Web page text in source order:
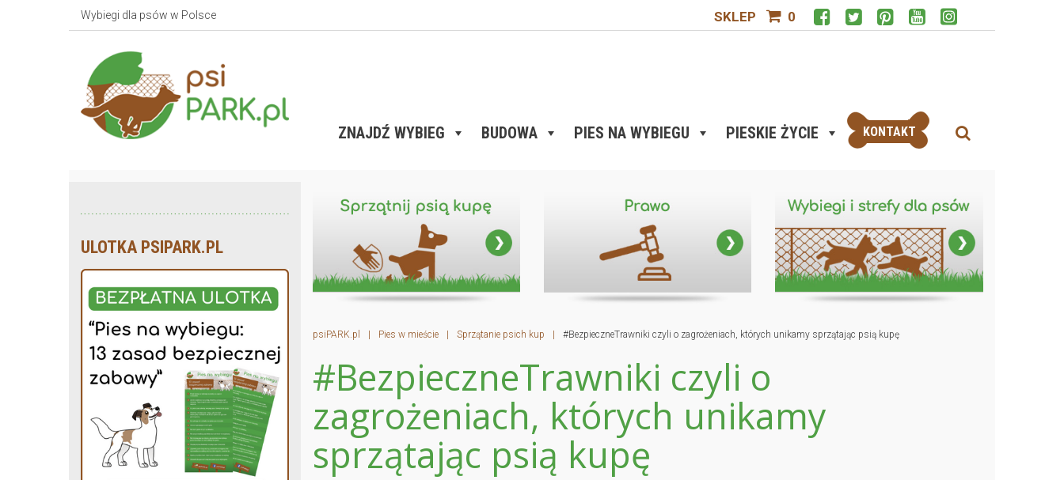
Wybiegi dla psów w Polsce SKLEP 0
ZNAJDŹ WYBIEG BUDOWA PIES NA WYBIEGU PIESKIE ŻYCIE KONTAKT
ULOTKA PSIPARK.PL
psiPARK.pl Pies w mieście Sprzątanie psich kup #BezpieczneTrawniki czyli o zagrożeniach, których unikamy sprzątając psią kupę
#BezpieczneTrawniki czyli o
zagrożeniach, których unikamy
sprzątając psią kupę